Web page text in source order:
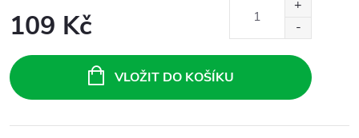
109 Kč
cena:
VLOŽIT DO KOŠÍKU